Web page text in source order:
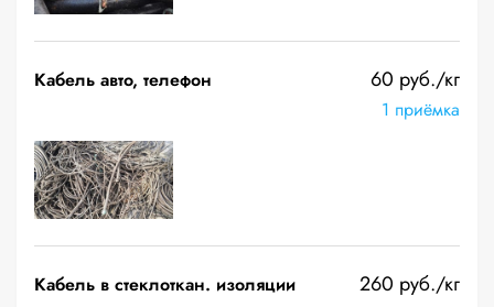
Кабель авто, телефон 60 руб./кг
1 приёмка
Кабель в стеклоткан. изоляции 260 руб./кг